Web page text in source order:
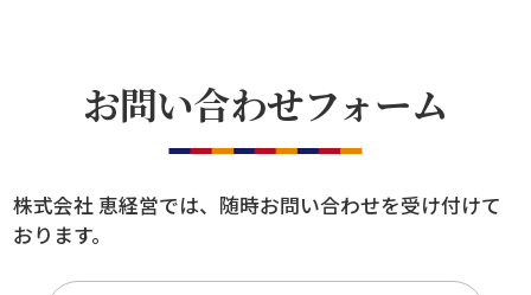
お問い合わせフォーム
株式会社 恵経営では、随時お問い合わせを受け付けて
おります。